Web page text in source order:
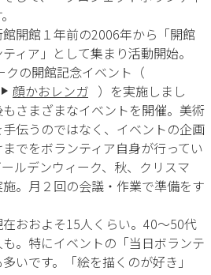
開館１年前の2006年から「開館
ィア」として集まり活動開始。
の開館記念イベント（
顔かおレンガ ）を実施しまし
さまざまなイベントを開催。美術
伝うのではなく、イベントの企画
でをボランティア自身が行ってい
ルデンウィーク、秋、クリスマ
。月２回の会議・作業で準備をす
おおよそ15人くらい。40～50代
。特にイベントの「当日ボランテ
いです。「絵を描くのが好き」